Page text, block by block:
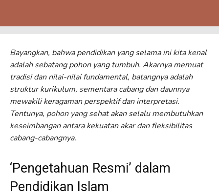
Bayangkan, bahwa pendidikan yang selama ini kita kenal
adalah sebatang pohon yang tumbuh. Akarnya memuat
tradisi dan nilai-nilai fundamental, batangnya adalah
struktur kurikulum, sementara cabang dan daunnya
mewakili keragaman perspektif dan interpretasi.
Tentunya, pohon yang sehat akan selalu membutuhkan
keseimbangan antara kekuatan akar dan fleksibilitas
cabang-cabangnya.
‘Pengetahuan Resmi’ dalam
Pendidikan Islam